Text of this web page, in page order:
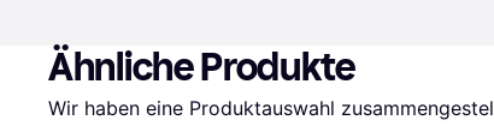
Ähnliche Produkte
Wir haben eine Produktauswahl